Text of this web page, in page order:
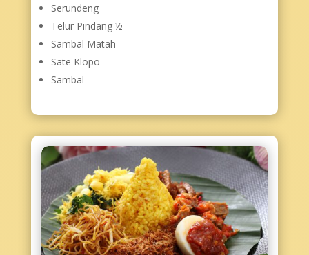
Serundeng
Telur Pindang ½
Sambal Matah
Sate Klopo
Sambal